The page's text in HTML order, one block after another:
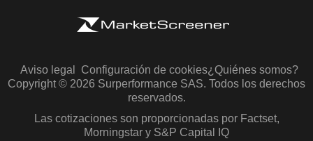
Aviso legal Configuración de cookies¿Quiénes somos?
Copyright © 2026 Surperformance SAS. Todos los derechos
reservados.
Las cotizaciones son proporcionadas por Factset,
Morningstar y S&P Capital IQ